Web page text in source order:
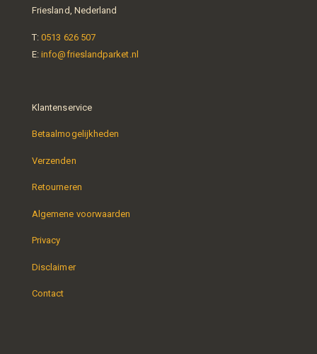
Friesland, Nederland
T:0513 626 507
E:info@frieslandparket.nl
Klantenservice
Betaalmogelijkheden
Verzenden
Retourneren
Algemene voorwaarden
Privacy
Disclaimer
Contact